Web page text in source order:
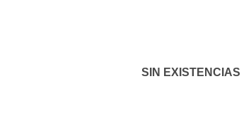
SIN EXISTENCIAS